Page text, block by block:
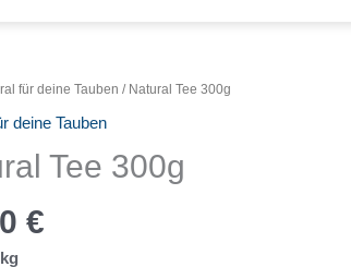
für deine Tauben / Natural Tee 300g
deine Tauben
Tee 300g
€
kg